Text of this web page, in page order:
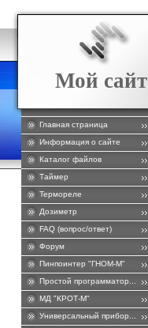
Мой сайт
Главная страница
Информация о сайте
Каталог файлов
Таймер
Термореле
Дозиметр
FAQ (вопрос/ответ)
Форум
Пинпоинтер "ГНОМ-М"
Простой программатор...
МД "КРОТ-М"
Универсальный прибор...